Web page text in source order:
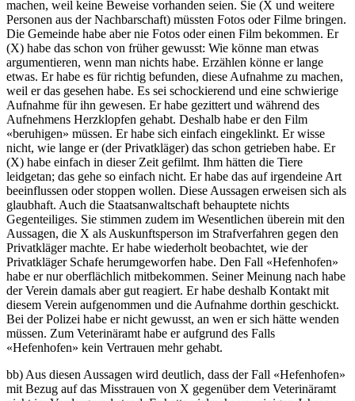
machen, weil keine Beweise vorhanden seien. Sie (X und weitere
Personen aus der Nachbarschaft) müssten Fotos oder Filme bringen.
Die Gemeinde habe aber nie Fotos oder einen Film bekommen. Er
(X) habe das schon von früher gewusst: Wie könne man etwas
argumentieren, wenn man nichts habe. Erzählen könne er lange
etwas. Er habe es für richtig befunden, diese Aufnahme zu machen,
weil er das gesehen habe. Es sei schockierend und eine schwierige
Aufnahme für ihn gewesen. Er habe gezittert und während des
Aufnehmens Herzklopfen gehabt. Deshalb habe er den Film
«beruhigen» müssen. Er habe sich einfach eingeklinkt. Er wisse
nicht, wie lange er (der Privatkläger) das schon getrieben habe. Er
(X) habe einfach in dieser Zeit gefilmt. Ihm hätten die Tiere
leidgetan; das gehe so einfach nicht. Er habe das auf irgendeine Art
beeinflussen oder stoppen wollen. Diese Aussagen erweisen sich als
glaubhaft. Auch die Staatsanwaltschaft behauptete nichts
Gegenteiliges. Sie stimmen zudem im Wesentlichen überein mit den
Aussagen, die X als Auskunftsperson im Strafverfahren gegen den
Privatkläger machte. Er habe wiederholt beobachtet, wie der
Privatkläger Schafe herumgeworfen habe. Den Fall «Hefenhofen»
habe er nur oberflächlich mitbekommen. Seiner Meinung nach habe
der Verein damals aber gut reagiert. Er habe deshalb Kontakt mit
diesem Verein aufgenommen und die Aufnahme dorthin geschickt.
Bei der Polizei habe er nicht gewusst, an wen er sich hätte wenden
müssen. Zum Veterinäramt habe er aufgrund des Falls
«Hefenhofen» kein Vertrauen mehr gehabt.
bb) Aus diesen Aussagen wird deutlich, dass der Fall «Hefenhofen»
mit Bezug auf das Misstrauen von X gegenüber dem Veterinäramt